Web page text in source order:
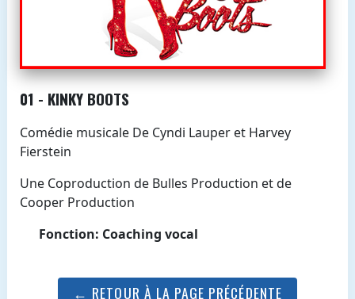
01 - KINKY BOOTS
Comédie musicale De Cyndi Lauper et Harvey
Fierstein
Une Coproduction de Bulles Production et de
Cooper Production
Fonction: Coaching vocal
← RETOUR À LA PAGE PRÉCÉDENTE